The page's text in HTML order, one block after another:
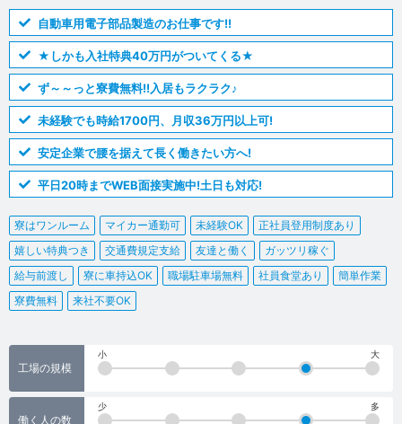
自動車用電子部品製造のお仕事です!!
★しかも入社特典40万円がついてくる★
ず～～っと寮費無料!!入居もラクラク♪
未経験でも時給1700円、月収36万円以上可!
安定企業で腰を据えて長く働きたい方へ!
平日20時までWEB面接実施中!土日も対応!
寮はワンルーム マイカー通勤可 未経験OK
正社員登用制度あり
嬉しい特典つき
交通費規定支給 友達と働く
ガッツリ稼ぐ
給与前渡し
寮に車持込OK 職場駐車場無料 社員食堂あり
簡単作業
寮費無料
来社不要OK
工場の規模
小 大
働く人の数
少 多